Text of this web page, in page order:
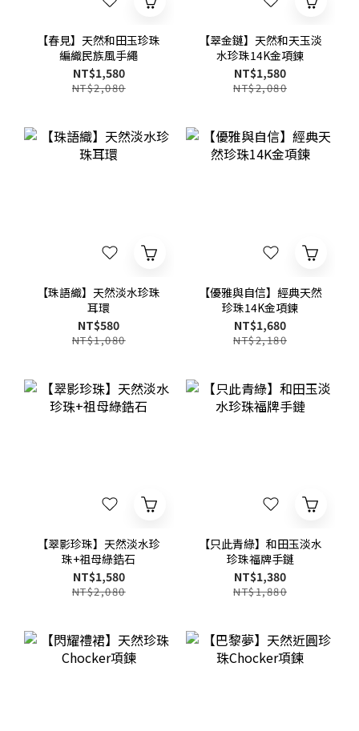
【春見】天然和田玉珍珠
編織民族風手繩
NT$1,580
NT$2,080
【翠金鏈】天然和天玉淡
水珍珠14K金項鍊
NT$1,580
NT$2,080
【珠語織】天然淡水珍珠
耳環
NT$580
NT$1,080
【優雅與自信】經典天然
珍珠14K金項鍊
NT$1,680
NT$2,180
【翠影珍珠】天然淡水珍
珠+祖母綠鋯石
NT$1,580
NT$2,080
【只此青綠】和田玉淡水
珍珠福牌手鏈
NT$1,380
NT$1,880